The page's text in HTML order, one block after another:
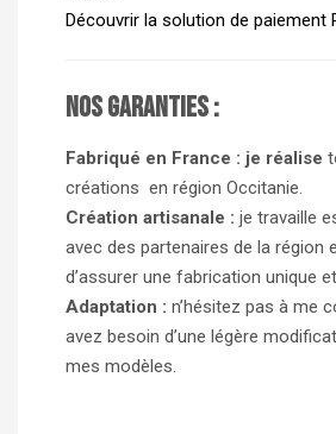
Découvrir la solution de paiement
Nos garanties :
Fabriqué en France : je réalise
créations en région Occitanie.
Création artisanale : je travaille
avec des partenaires de la région
d’assurer une fabrication unique
Adaptation : n’hésitez pas à me
avez besoin d’une légère
mes modèles.